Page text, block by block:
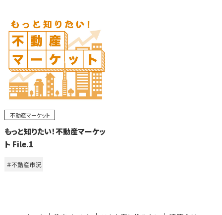
不動産マーケット
もっと知りたい！不動産マーケッ
ト File.1
＃不動産市況